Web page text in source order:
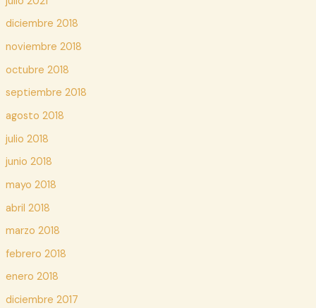
diciembre 2018
noviembre 2018
octubre 2018
septiembre 2018
agosto 2018
julio 2018
junio 2018
mayo 2018
abril 2018
marzo 2018
febrero 2018
enero 2018
diciembre 2017